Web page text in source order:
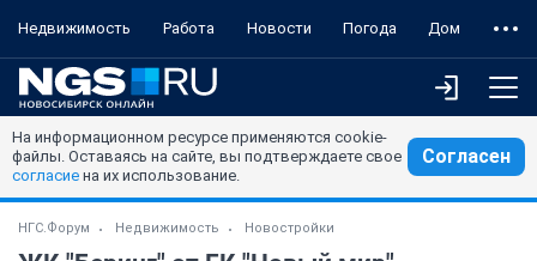
Недвижимость Работа Новости Погода Дом
На информационном ресурсе применяются cookie-
файлы. Оставаясь на сайте, вы подтверждаете свое
согласие на их использование.
Согласен
НГС.Форум Недвижимость Новостройки